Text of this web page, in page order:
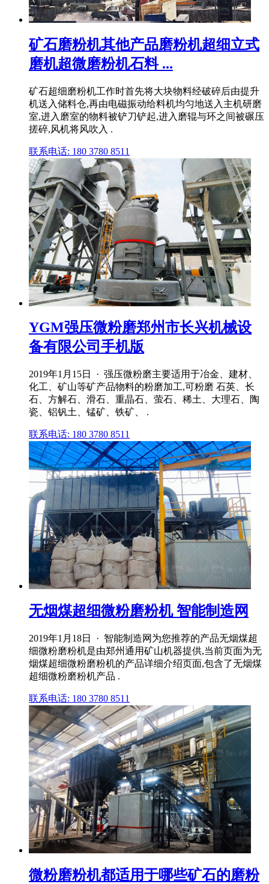
矿石磨粉机其他产品磨粉机超细立式
磨机超微磨粉机石料 ...
矿石超细磨粉机工作时首先将大块物料经破碎后由提升
机送入储料仓,再由电磁振动给料机均匀地送入主机研磨
室,进入磨室的物料被铲刀铲起,进入磨辊与环之间被碾压
搓碎,风机将风吹入 .
联系电话: 180 3780 8511
YGM强压微粉磨郑州市长兴机械设
备有限公司手机版
2019年1月15日 · 强压微粉磨主要适用于冶金、建材、
化工、矿山等矿产品物料的粉磨加工,可粉磨 石英、长
石、方解石、滑石、重晶石、萤石、稀土、大理石、陶
瓷、铝钒土、锰矿、铁矿、 .
联系电话: 180 3780 8511
无烟煤超细微粉磨粉机 智能制造网
2019年1月18日 · 智能制造网为您推荐的产品无烟煤超
细微粉磨粉机是由郑州通用矿山机器提供,当前页面为无
烟煤超细微粉磨粉机的产品详细介绍页面,包含了无烟煤
超细微粉磨粉机产品 .
联系电话: 180 3780 8511
微粉磨粉机都适用于哪些矿石的磨粉